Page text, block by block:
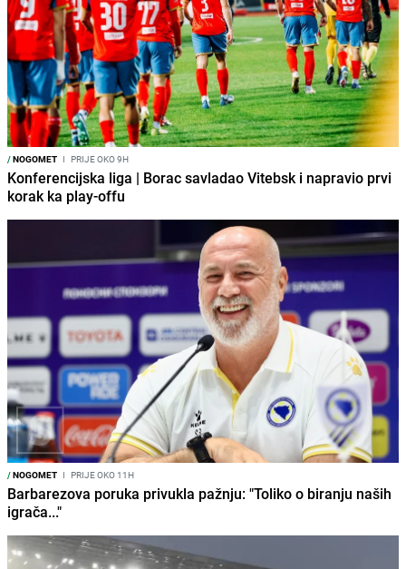
/NOGOMET I PRIJE OKO 9H
Konferencijska liga | Borac savladao Vitebsk i napravio prvi
korak ka play-offu
/NOGOMET I PRIJE OKO 11H
Barbarezova poruka privukla pažnju: "Toliko o biranju naših
igrača..."